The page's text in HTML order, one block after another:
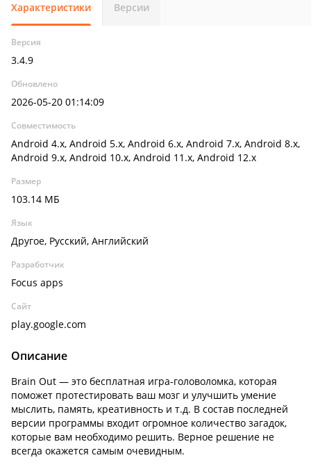
Характеристики Версии
Версия
3.4.9
Обновлено
2026-05-20 01:14:09
Совместимость
Android 4.x, Android 5.x, Android 6.x, Android 7.x, Android 8.x,
Android 9.x, Android 10.x, Android 11.x, Android 12.x
Размер
103.14 МБ
Язык
Другое, Русский, Английский
Разработчик
Focus apps
Сайт
play.google.com
Описание
Brain Out — это бесплатная игра-головоломка, которая
поможет протестировать ваш мозг и улучшить умение
мыслить, память, креативность и т.д. В состав последней
версии программы входит огромное количество загадок,
которые вам необходимо решить. Верное решение не
всегда окажется самым очевидным.